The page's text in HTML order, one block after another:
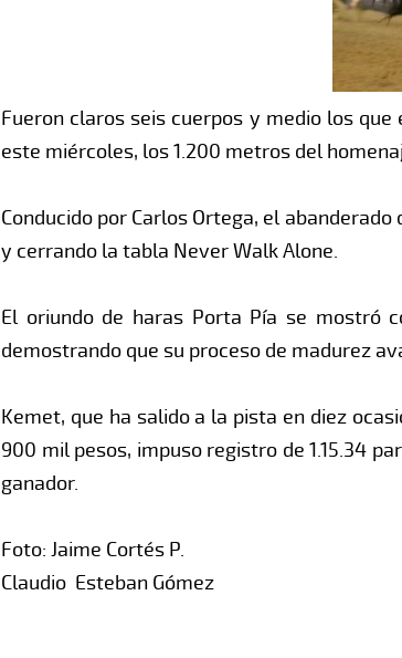
Fueron claros seis cuerpos y medio los
este miércoles, los 1.200 metros del
Conducido por Carlos Ortega, el
y cerrando la tabla Never Walk Alone.
El oriundo de haras Porta Pía se mostró
demostrando que su proceso de madurez
Kemet, que ha salido a la pista en diez
900 mil pesos, impuso registro de 1.15.34
ganador.
Foto: Jaime Cortés P.
Claudio Esteban Gómez